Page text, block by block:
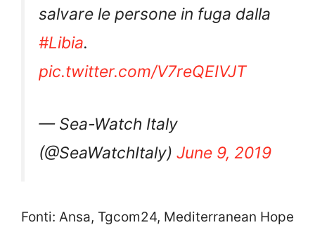
salvare le persone in fuga dalla
#Libia.
pic.twitter.com/V7reQEIVJT
— Sea-Watch Italy
(@SeaWatchItaly) June 9, 2019
Fonti: Ansa, Tgcom24, Mediterranean Hope